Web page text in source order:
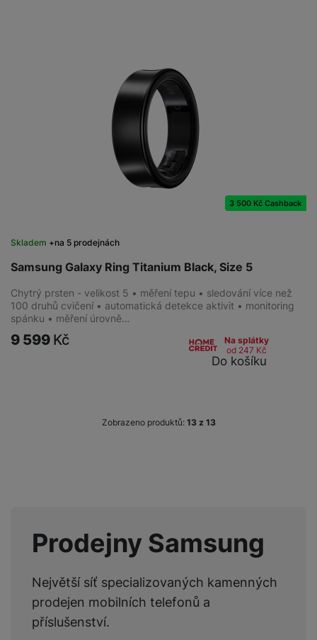
Samsung Galaxy Ring Titanium Black, Size 5
Skladem na 5 prodejnách
3 500 Kč Cashback
Chytrý prsten - velikost 5 • měření tepu • sledování více než
100 druhů cvičení • automatická detekce aktivit • monitoring
spánku • měření úrovně…
9 599 Kč
Na splátky
od 247 Kč
Do košíku
Zobrazeno produktů: z 13
Prodejny Samsung
Největší síť specializovaných kamenných
prodejen mobilních telefonů a
příslušenství.